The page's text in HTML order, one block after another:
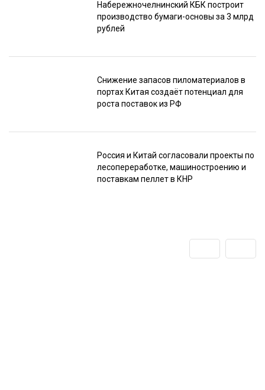
Набережночелнинский КБК построит
производство бумаги-основы за 3 млрд
рублей
Снижение запасов пиломатериалов в
портах Китая создаёт потенциал для
роста поставок из РФ
Россия и Китай согласовали проекты по
лесопереработке, машиностроению и
поставкам пеллет в КНР